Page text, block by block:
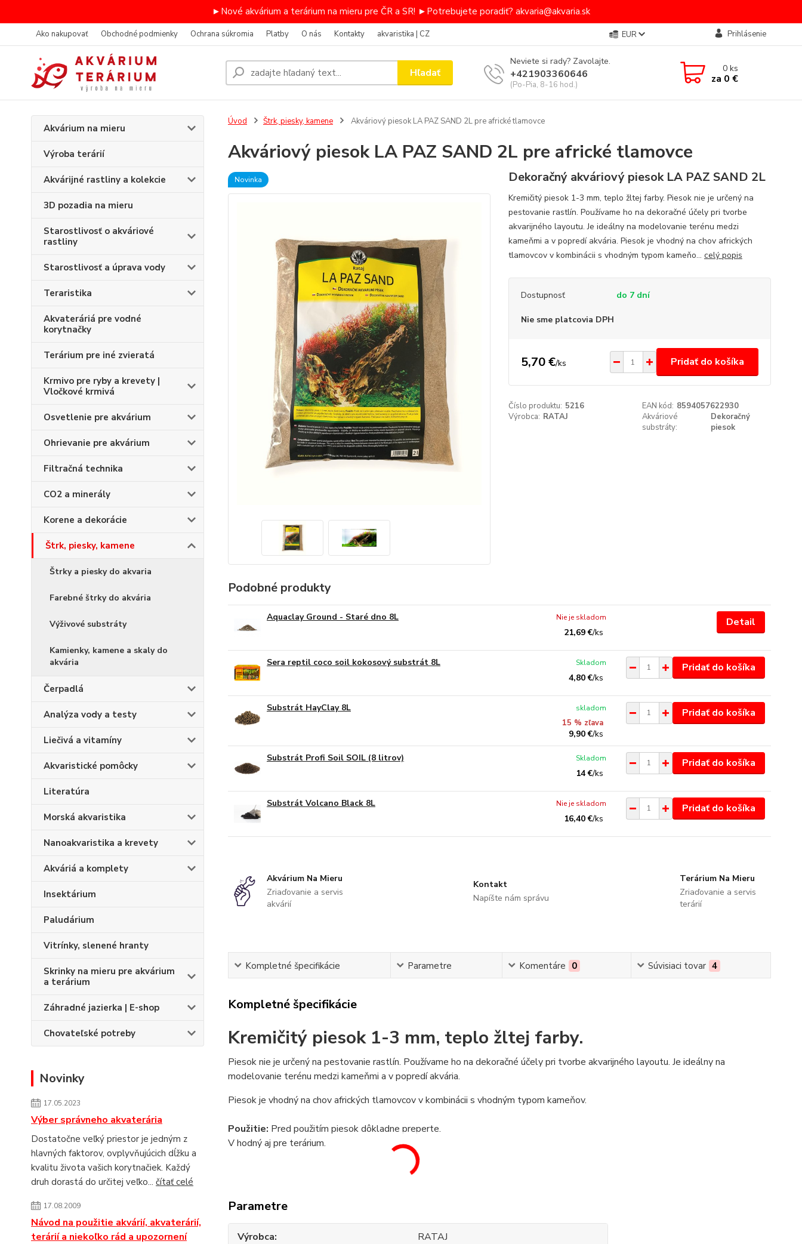
►Nové akvárium a terárium na mieru pre ČR a SR! ►Potrebujete poradiť? akvaria@akvaria.sk
Ako nakupovať Obchodné podmienky Ochrana súkromia Platby O nás Kontakty akvaristika | CZ EUR Prihlásenie
Hľadať
Neviete si rady? Zavolajte.
+421903360646
(Po-Pia, 8-16 hod.)
0ks
za 0 €
Akvárium na mieru
Výroba terárií
Akvárijné rastliny a kolekcie
3D pozadia na mieru
Starostlivosť o akváriové
rastliny
Starostlivosť a úprava vody
Teraristika
Akvateráriá pre vodné
korytnačky
Terárium pre iné zvieratá
Krmivo pre ryby a krevety |
Vločkové krmivá
Osvetlenie pre akvárium
Ohrievanie pre akvárium
Filtračná technika
CO2 a minerály
Korene a dekorácie
Štrk, piesky, kamene
Štrky a piesky do akvaria
Farebné štrky do akvária
Výživové substráty
Kamienky, kamene a skaly do
akvária
Čerpadlá
Analýza vody a testy
Liečivá a vitamíny
Akvaristické pomôcky
Literatúra
Morská akvaristika
Nanoakvaristika a krevety
Akváriá a komplety
Insektárium
Paludárium
Vitrínky, slenené hranty
Skrinky na mieru pre akvárium
a terárium
Záhradné jazierka | E-shop
Chovateľské potreby
Novinky
17.05.2023
Výber správneho akvaterária
Dostatočne veľký priestor je jedným z
hlavných faktorov, ovplyvňujúcich dĺžku a
kvalitu života vašich korytnačiek. Každý
druh dorastá do určitej veľko... čítať celé
17.08.2009
Návod na použitie akvárií, akvaterárií,
terárií a niekoľko rád a upozornení
Úvod Štrk, piesky, kamene Akváriový piesok LA PAZ SAND 2L pre africké tlamovce
Akváriový piesok LA PAZ SAND 2L pre africké tlamovce
Novinka Dekoračný akváriový piesok LA PAZ SAND 2L
Kremičitý piesok 1-3 mm, teplo žltej farby. Piesok nie je určený na
pestovanie rastlín. Používame ho na dekoračné účely pri tvorbe
akvarijného layoutu. Je ideálny na modelovanie terénu medzi
kameňmi a v popredí akvária. Piesok je vhodný na chov afrických
tlamovcov v kombinácii s vhodným typom kameňo... celý popis
Dostupnosť do 7 dní
Nie sme platcovia DPH
5,70 €/ks Pridať do košíka
Číslo produktu: 5216 EAN kód: 8594057622930
Výrobca: RATAJ
Akváriové
substráty:
Dekoračný
piesok
Podobné produkty
Aquaclay Ground - Staré dno 8L
21,69 €/ks
Nie je skladom Detail
Sera reptil coco soil kokosový substrát 8L
4,80 €/ks
Skladom Pridať do košíka
Substrát HayClay 8L
15 % zľava
9,90 €/ks
skladom Pridať do košíka
Substrát Profi Soil SOIL (8 litrov)
14 €/ks
Skladom Pridať do košíka
Substrát Volcano Black 8L
16,40 €/ks
Nie je skladom Pridať do košíka
Akvárium Na Mieru
Zriaďovanie a servis
akvárií
Kontakt
Napíšte nám správu
Terárium Na Mieru
Zriaďovanie a servis
terárií
Kompletné špecifikácie Parametre Komentáre 0 Súvisiaci tovar 4
Kompletné špecifikácie
Kremičitý piesok 1-3 mm, teplo žltej farby.
Piesok nie je určený na pestovanie rastlín. Používame ho na dekoračné účely pri tvorbe akvarijného layoutu. Je ideálny na
modelovanie terénu medzi kameňmi a v popredí akvária.
Piesok je vhodný na chov afrických tlamovcov v kombinácii s vhodným typom kameňov.
Použitie: Pred použitím piesok dôkladne preperte.
V hodný aj pre terárium.
Parametre
Výrobca
RATAJ